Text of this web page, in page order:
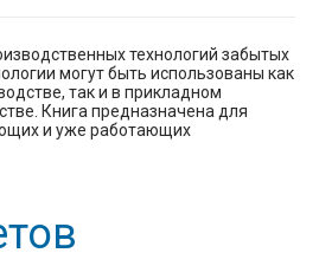
технологий забытых
могут быть использованы как
так и в прикладном
Книга предназначена для
и уже работающих